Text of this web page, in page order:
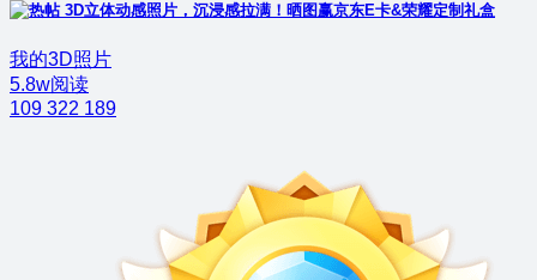
3D立体动感照片，沉浸感拉满！晒图赢京东E卡&荣耀定制礼盒
我的3D照片
5.8w阅读
109 322 189